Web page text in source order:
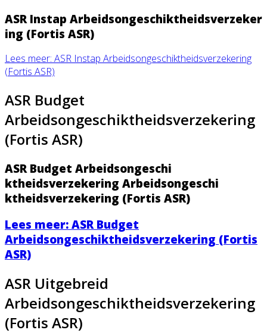
ASR Instap Arbeidsongeschiktheidsverzeker
ing (Fortis ASR)
Lees meer: ASR Instap Arbeidsongeschiktheidsverzekering
(Fortis ASR)
ASR Budget
Arbeidsongeschiktheidsverzekering
(Fortis ASR)
ASR Budget Arbeidsongeschi
ktheidsverzekering Arbeidsongeschi
ktheidsverzekering (Fortis ASR)
Lees meer: ASR Budget
Arbeidsongeschiktheidsverzekering (Fortis
ASR)
ASR Uitgebreid
Arbeidsongeschiktheidsverzekering
(Fortis ASR)